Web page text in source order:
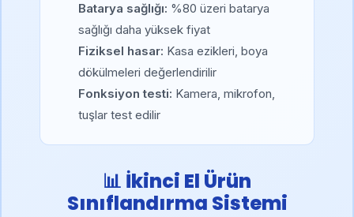
Batarya sağlığı: %80 üzeri batarya
sağlığı daha yüksek fiyat
Fiziksel hasar: Kasa ezikleri, boya
dökülmeleri değerlendirilir
Fonksiyon testi: Kamera, mikrofon,
tuşlar test edilir
📊 İkinci El Ürün
Sınıflandırma Sistemi